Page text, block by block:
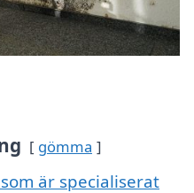
gömma
är specialiserat